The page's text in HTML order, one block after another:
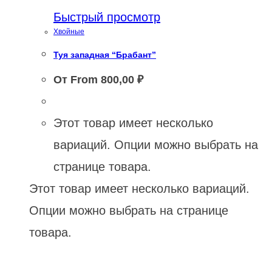
Быстрый просмотр
Хвойные
Туя западная “Брабант”
От From 800,00 ₽
Этот товар имеет несколько
вариаций. Опции можно выбрать на
странице товара.
Этот товар имеет несколько вариаций.
Опции можно выбрать на странице
товара.